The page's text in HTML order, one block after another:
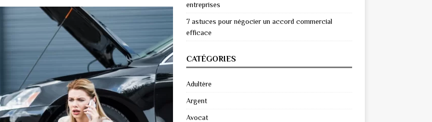
entreprises
7 astuces pour négocier un accord commercial
efficace
CATÉGORIES
Adultère
Argent
Avocat